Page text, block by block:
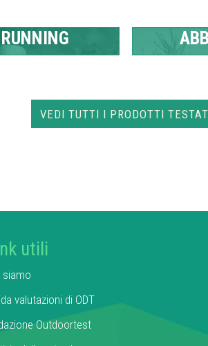
VEDI TUTTI I PRODOTTI
utili
siamo
valutazioni di ODT
Outdoortest